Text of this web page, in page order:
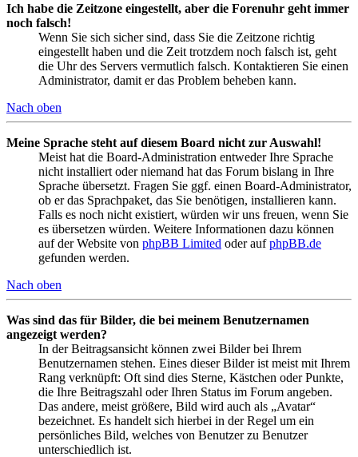
Ich habe die Zeitzone eingestellt, aber die Forenuhr geht immer
noch falsch!
Wenn Sie sich sicher sind, dass Sie die Zeitzone richtig
eingestellt haben und die Zeit trotzdem noch falsch ist, geht
die Uhr des Servers vermutlich falsch. Kontaktieren Sie einen
Administrator, damit er das Problem beheben kann.
Nach oben
Meine Sprache steht auf diesem Board nicht zur Auswahl!
Meist hat die Board-Administration entweder Ihre Sprache
nicht installiert oder niemand hat das Forum bislang in Ihre
Sprache übersetzt. Fragen Sie ggf. einen Board-Administrator,
ob er das Sprachpaket, das Sie benötigen, installieren kann.
Falls es noch nicht existiert, würden wir uns freuen, wenn Sie
es übersetzen würden. Weitere Informationen dazu können
auf der Website von phpBB Limited oder aufphpBB.de
gefunden werden.
Nach oben
Was sind das für Bilder, die bei meinem Benutzernamen
angezeigt werden?
In der Beitragsansicht können zwei Bilder bei Ihrem
Benutzernamen stehen. Eines dieser Bilder ist meist mit Ihrem
Rang verknüpft: Oft sind dies Sterne, Kästchen oder Punkte,
die Ihre Beitragszahl oder Ihren Status im Forum angeben.
Das andere, meist größere, Bild wird auch als „Avatar“
bezeichnet. Es handelt sich hierbei in der Regel um ein
persönliches Bild, welches von Benutzer zu Benutzer
unterschiedlich ist.